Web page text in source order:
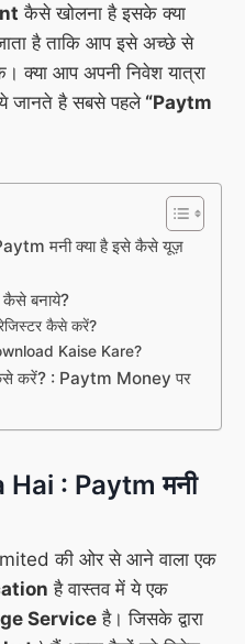
कैसे खोलना है इसके क्या
है ताकि आप इसे अच्छे से
क्या आप अपनी निवेश यात्रा
जानते है सबसे पहले“Paytm
मनी क्या है इसे कैसे यूज़
बनाये?
कैसे करें?
Kaise Kare?
करें? : Paytm Money पर
: Paytm मनी
की ओर से आने वाला एक
है वास्तव में ये एक
Serviceहै। जिसके द्वारा